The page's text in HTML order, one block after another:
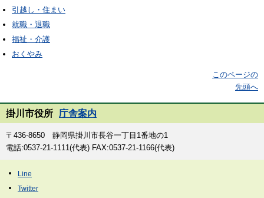
引越し・住まい
就職・退職
福祉・介護
おくやみ
このページの
先頭へ
掛川市役所 庁舎案内
〒436-8650 静岡県掛川市長谷一丁目1番地の1
電話:0537-21-1111(代表) FAX:0537-21-1166(代表)